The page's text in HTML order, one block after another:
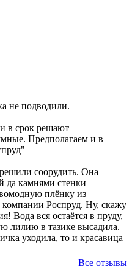
не подводили.
в срок решают
Предполагаем и в
соорудить. Она
да камнями стенки
плёнку из
Роспруд. Ну, скажу
Вода вся остаётся в пруду,
лилию в тазике высадила.
уходила, то и красавица
Все отзывы